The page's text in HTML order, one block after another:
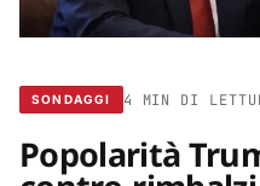
SONDAGGI 4 MIN DI
Popolarità